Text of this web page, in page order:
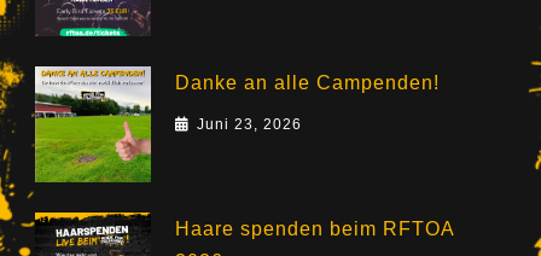
Danke an alle Campenden!
Juni 23, 2026
Haare spenden beim RFTOA